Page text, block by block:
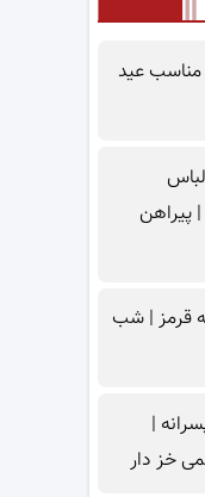
مناسب عید
پیراهن
قرمز | شب
|
خز دار